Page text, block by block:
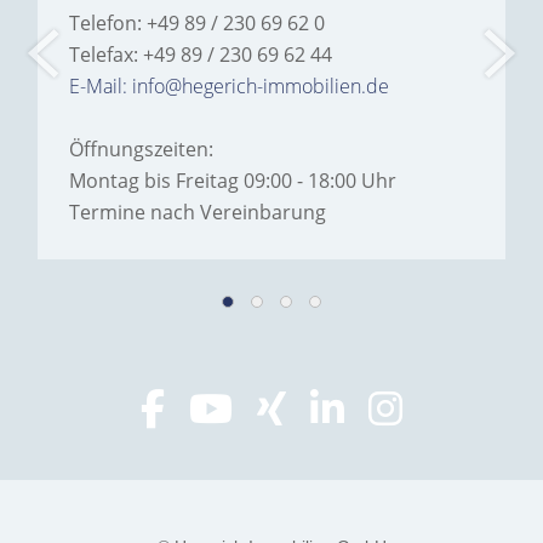
Telefon: +49 89 / 230 69 62 0
Telefax: +49 89 / 230 69 62 44
E-Mail: info@hegerich-immobilien.de
Öffnungszeiten:
Montag bis Freitag 09:00 - 18:00 Uhr
Termine nach Vereinbarung